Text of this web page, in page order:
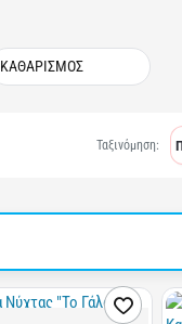
ΚΑΘΑΡΙΣΜΟΣ
Ταξινόμηση: